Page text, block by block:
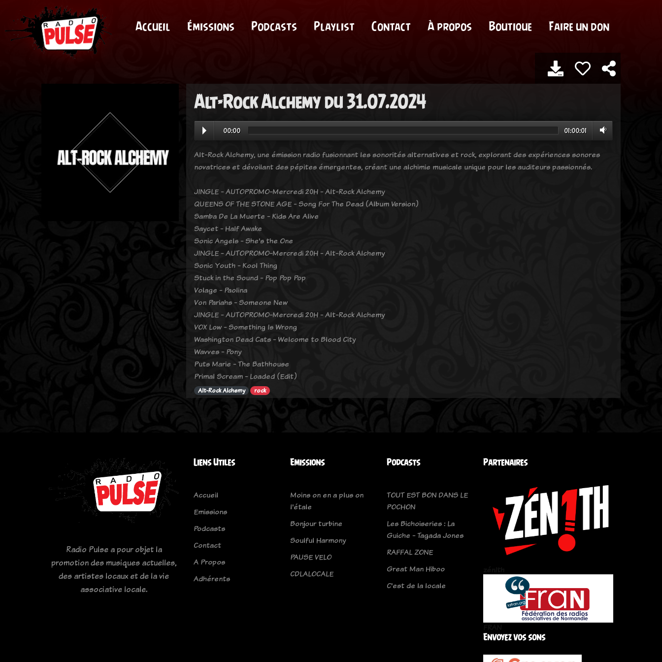
Accueil Émissions Podcasts Playlist Contact À propos Boutique Faire un don
Alt-Rock Alchemy du 31.07.2024
00:00 01:00:01
Alt-Rock Alchemy, une émission radio fusionnant les sonorités alternatives et rock, explorant des expériences sonores
novatrices et dévoilant des pépites émergentes, créant une alchimie musicale unique pour les auditeurs passionnés.
JINGLE - AUTOPROMO-Mercredi 20H - Alt-Rock Alchemy
QUEENS OF THE STONE AGE - Song For The Dead (Album Version)
Samba De La Muerte - Kids Are Alive
Saycet - Half Awake
Sonic Angels - She's the One
JINGLE - AUTOPROMO-Mercredi 20H - Alt-Rock Alchemy
Sonic Youth - Kool Thing
Stuck in the Sound - Pop Pop Pop
Volage - Paolina
Von Pariahs - Someone New
JINGLE - AUTOPROMO-Mercredi 20H - Alt-Rock Alchemy
VOX Low - Something Is Wrong
Washington Dead Cats - Welcome to Blood City
Wavves - Pony
Puts Marie - The Bathhouse
Primal Scream - Loaded (Edit)
Alt-Rock Alchemy rock
Radio Pulse a pour objet la
promotion des musiques actuelles,
des artistes locaux et de la vie
associative locale.
Liens Utiles
Accueil
Emissions
Podcasts
Contact
A Propos
Adhérents
Emissions
Moins on en a plus on
l'étale
Bonjour turbine
Soulful Harmony
PAUSE VELO
CDLALOCALE
Podcasts
TOUT EST BON DANS LE
POCHON
Les Bichoiseries : La
Guiche - Tagada Jones
RAFFAL ZONE
Great Man Hiboo
C'est de la locale
Partenaires
Envoyez vos sons